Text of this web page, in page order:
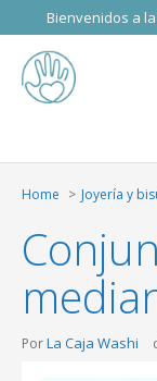
Bienvenidos a
Home Joyería y
PorLa Caja Washi